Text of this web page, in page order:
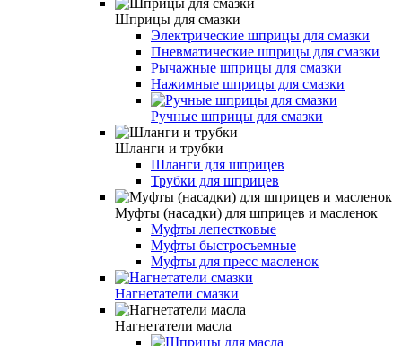
Шприцы для смазки
Электрические шприцы для смазки
Пневматические шприцы для смазки
Рычажные шприцы для смазки
Нажимные шприцы для смазки
Ручные шприцы для смазки
Шланги и трубки
Шланги для шприцев
Трубки для шприцев
Муфты (насадки) для шприцев и масленок
Муфты лепестковые
Муфты быстросъемные
Муфты для пресс масленок
Нагнетатели смазки
Нагнетатели масла